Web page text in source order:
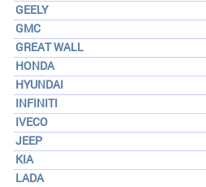
GEELY
GMC
GREAT WALL
HONDA
HYUNDAI
INFINITI
IVECO
JEEP
KIA
LADA